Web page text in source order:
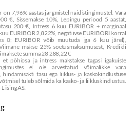
on 7,96% aastas järgmistel näidistingimustel: Vara
€, Sissemakse 10%, Lepingu periood 5 aastat,
200 €, Intress 6 kuu EURIBOR + marginaal
EURIBOR 2,822%, negatiivse EURIBORI korral
0; EURIBOR võib muutuda iga 6 kuu järel),
makse 25% soetusmaksumusest, Krediidi
summa 28 288,22 €
põhiosa ja intress makstakse tagasi igakuiste
ei ole arvestatud võimalikke vara
tasu ega liiklus- ja kaskokindlustuse
tuleb sõlmida ka kasko- ja liikluskindlustus.
AS.